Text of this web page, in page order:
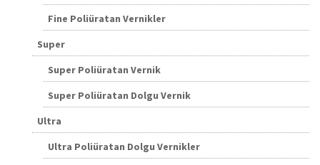
Fine Poliüratan Vernikler
Super
Super Poliüratan Vernik
Super Poliüratan Dolgu Vernik
Ultra
Ultra Poliüratan Dolgu Vernikler